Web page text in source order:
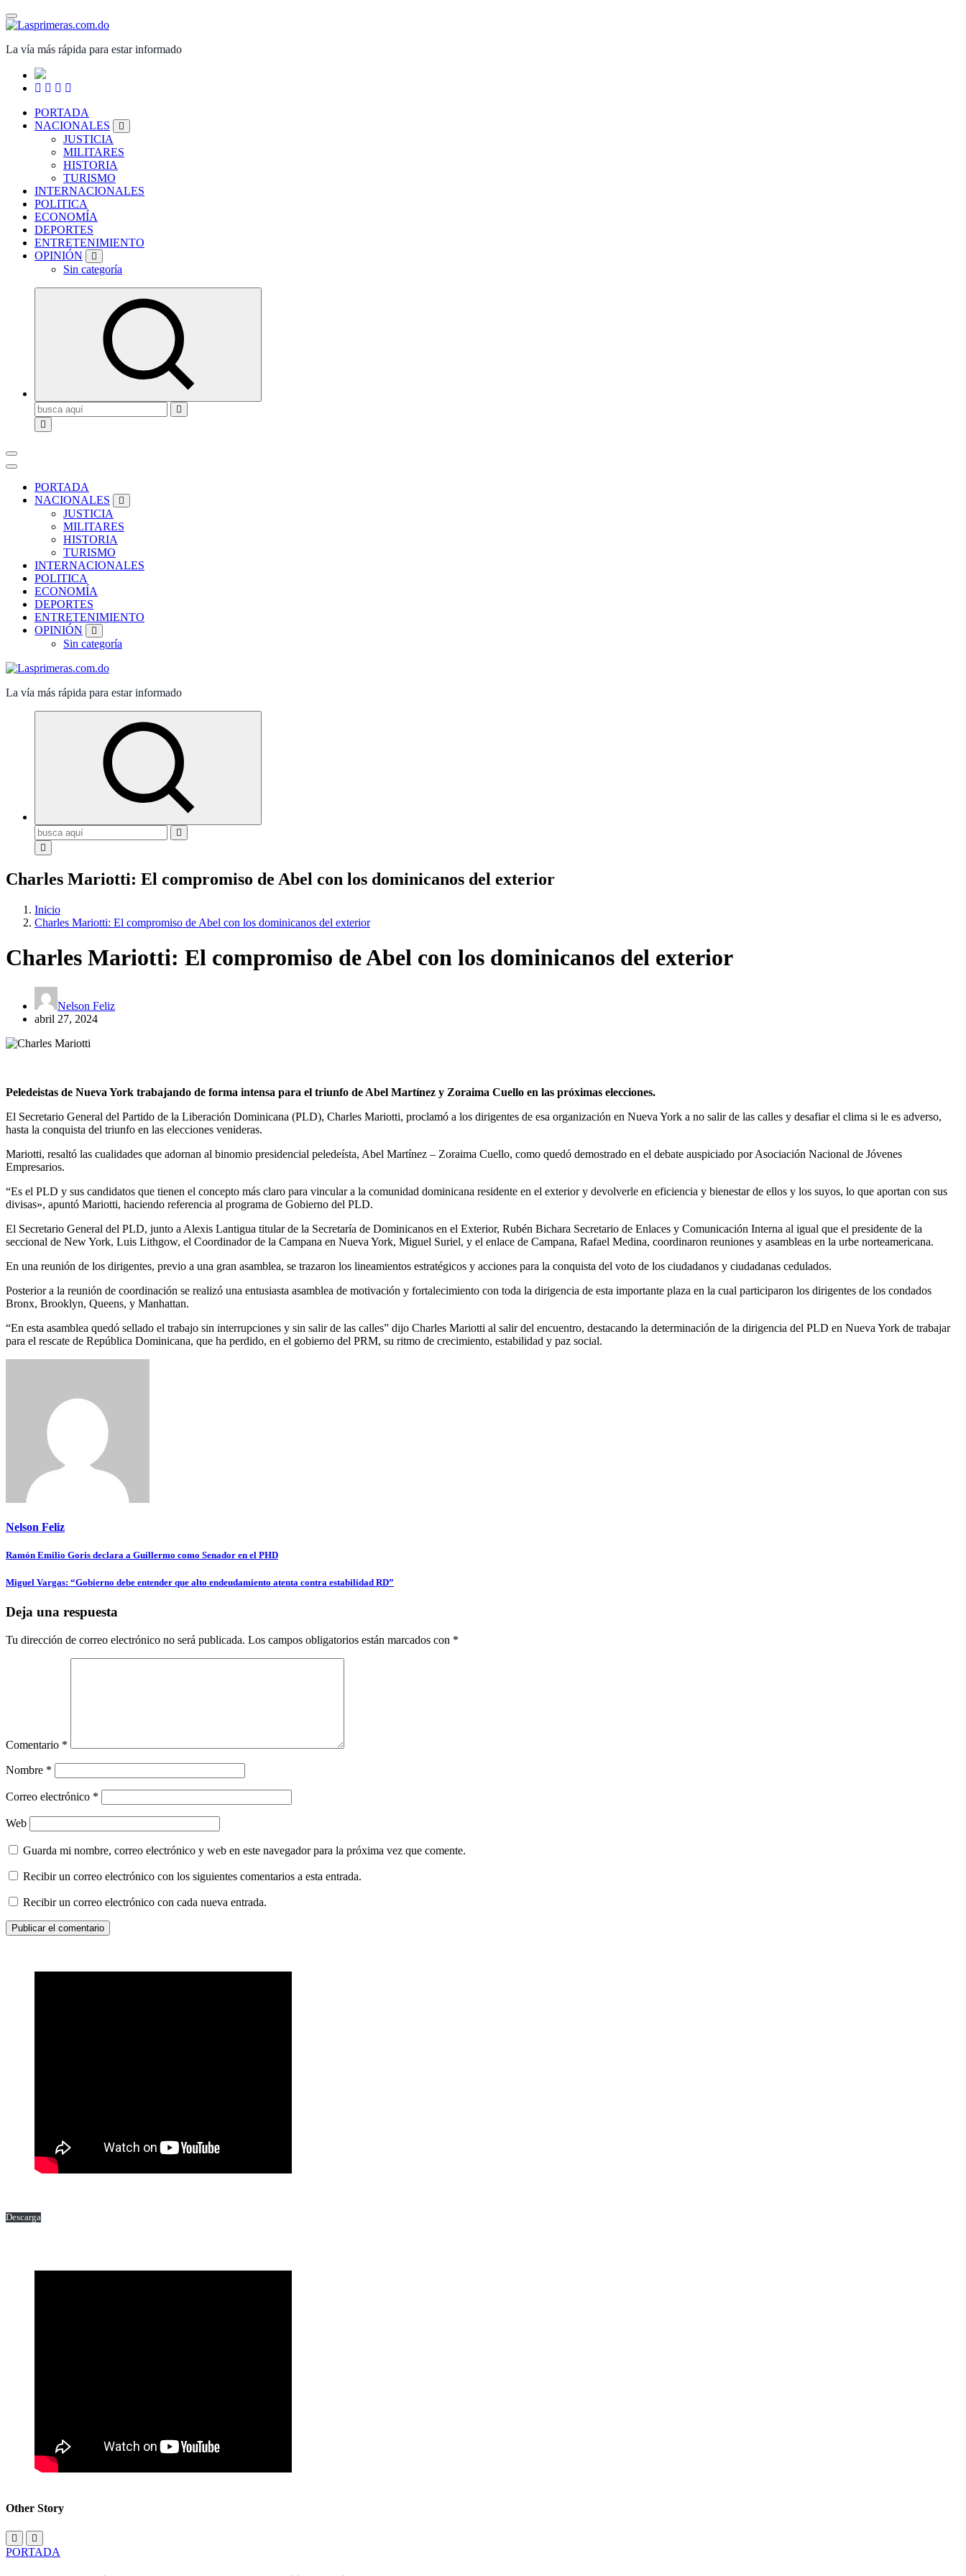
Saltar
al
La vía más rápida para estar informado
PORTADA
NACIONALES
JUSTICIA
MILITARES
HISTORIA
TURISMO
INTERNACIONALES
POLITICA
ECONOMÍA
DEPORTES
ENTRETENIMIENTO
OPINIÓN
Sin categoría
Buscar:
PORTADA
NACIONALES
JUSTICIA
MILITARES
HISTORIA
TURISMO
INTERNACIONALES
POLITICA
ECONOMÍA
DEPORTES
ENTRETENIMIENTO
OPINIÓN
Sin categoría
La vía más rápida para estar informado
Buscar:
Charles Mariotti: El compromiso de Abel con los dominicanos del exterior
Inicio
Charles Mariotti: El compromiso de Abel con los dominicanos del exterior
Charles Mariotti: El compromiso de Abel con los dominicanos del exterior
Nelson Feliz
abril 27, 2024
Peledeistas de Nueva York trabajando de forma intensa para el triunfo de Abel Martínez y Zoraima Cuello en las próximas elecciones.
El Secretario General del Partido de la Liberación Dominicana (PLD), Charles Mariotti, proclamó a los dirigentes de esa organización en Nueva York a no salir de las calles y desafiar el clima si le es adverso,
hasta la conquista del triunfo en las elecciones venideras.
Mariotti, resaltó las cualidades que adornan al binomio presidencial peledeísta, Abel Martínez – Zoraima Cuello, como quedó demostrado en el debate auspiciado por Asociación Nacional de Jóvenes
Empresarios.
“Es el PLD y sus candidatos que tienen el concepto más claro para vincular a la comunidad dominicana residente en el exterior y devolverle en eficiencia y bienestar de ellos y los suyos, lo que aportan con sus
divisas», apuntó Mariotti, haciendo referencia al programa de Gobierno del PLD.
El Secretario General del PLD, junto a Alexis Lantigua titular de la Secretaría de Dominicanos en el Exterior, Rubén Bichara Secretario de Enlaces y Comunicación Interna al igual que el presidente de la
seccional de New York, Luis Lithgow, el Coordinador de la Campana en Nueva York, Miguel Suriel, y el enlace de Campana, Rafael Medina, coordinaron reuniones y asambleas en la urbe norteamericana.
En una reunión de los dirigentes, previo a una gran asamblea, se trazaron los lineamientos estratégicos y acciones para la conquista del voto de los ciudadanos y ciudadanas cedulados.
Posterior a la reunión de coordinación se realizó una entusiasta asamblea de motivación y fortalecimiento con toda la dirigencia de esta importante plaza en la cual participaron los dirigentes de los condados
Bronx, Brooklyn, Queens, y Manhattan.
“En esta asamblea quedó sellado el trabajo sin interrupciones y sin salir de las calles” dijo Charles Mariotti al salir del encuentro, destacando la determinación de la dirigencia del PLD en Nueva York de trabajar
para el rescate de República Dominicana, que ha perdido, en el gobierno del PRM, su ritmo de crecimiento, estabilidad y paz social.
Nelson Feliz
Navegación
de
Ramón Emilio Goris declara a Guillermo como Senador en el PHD
Miguel Vargas: “Gobierno debe entender que alto endeudamiento atenta contra estabilidad RD”
Deja una respuesta
Tu dirección de correo electrónico no será publicada. Los campos obligatorios están marcados con *
Comentario *
Nombre *
Correo electrónico *
Web
Guarda mi nombre, correo electrónico y web en este navegador para la próxima vez que comente.
Recibir un correo electrónico con los siguientes comentarios a esta entrada.
Recibir un correo electrónico con cada nueva entrada.
Descarga
Other Story
PORTADA